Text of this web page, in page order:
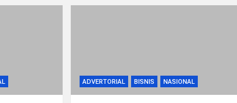
ADVERTORIAL BISNIS NASIONAL